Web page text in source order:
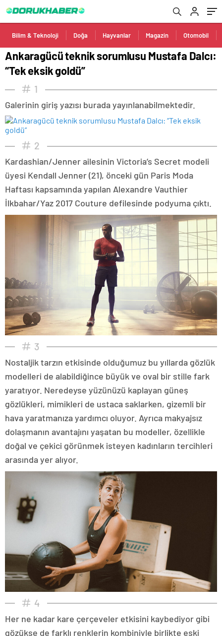
Bilim & Teknoloji Doğa Hayvanlar Magazin Otomobil
Ankaragücü teknik sorumlusu Mustafa Dalcı:
“Tek eksik goldü”
1
Galerinin giriş yazısı burada yayınlanabilmektedir.
2
Kardashian/Jenner ailesinin Victoria’s Secret modeli
üyesi Kendall Jenner (21), önceki gün Paris Moda
Haftası kapsamında yapılan Alexandre Vauthier
İlkbahar/Yaz 2017 Couture defilesinde podyuma çıktı.
3
Nostaljik tarzın etkisinde olduğumuz bu yıllarda gözlük
modelleri de alabildiğince büyük ve oval bir stille fark
yaratıyor. Neredeyse yüzünüzü kaplayan güneş
gözlükleri, mimikleri de ustaca saklarken, gizemli bir
hava yaratmanıza yardımcı oluyor. Ayrıca makyajsız
dolaşmanın avantajını yaşatan bu modeller, özellikle
doğal ve çekici görünmek isteyen kadınların tercihleri
arasında yer alıyor.
4
Her ne kadar kare çerçeveler etkisini kaybediyor gibi
gözükse de farklı renklerin kombiniyle birlikte eski